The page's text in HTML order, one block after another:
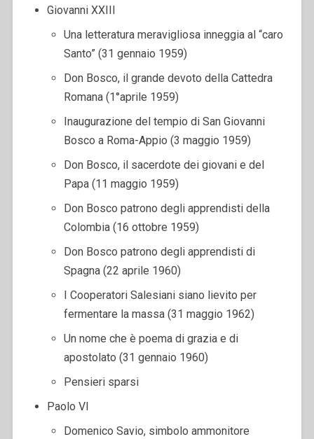
Giovanni XXIII
Una letteratura meravigliosa inneggia al “caro
Santo” (31 gennaio 1959)
Don Bosco, il grande devoto della Cattedra
Romana (1°aprile 1959)
Inaugurazione del tempio di San Giovanni
Bosco a Roma-Appio (3 maggio 1959)
Don Bosco, il sacerdote dei giovani e del
Papa (11 maggio 1959)
Don Bosco patrono degli apprendisti della
Colombia (16 ottobre 1959)
Don Bosco patrono degli apprendisti di
Spagna (22 aprile 1960)
I Cooperatori Salesiani siano lievito per
fermentare la massa (31 maggio 1962)
Un nome che è poema di grazia e di
apostolato (31 gennaio 1960)
Pensieri sparsi
Paolo VI
Domenico Savio, simbolo ammonitore